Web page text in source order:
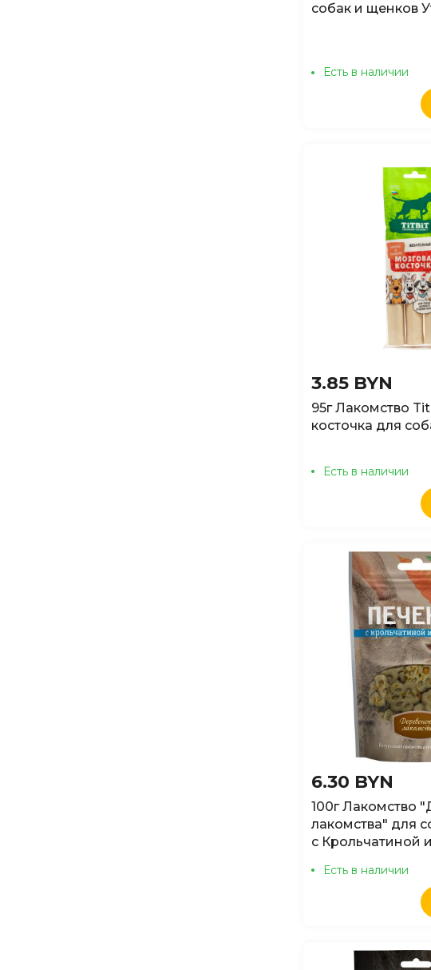
собак и щенков
Есть в наличии
3.85 BYN
95г Лакомство
косточка для
Есть в наличии
6.30 BYN
100г Лакомство
лакомства" для
с Крольчатиной
Есть в наличии